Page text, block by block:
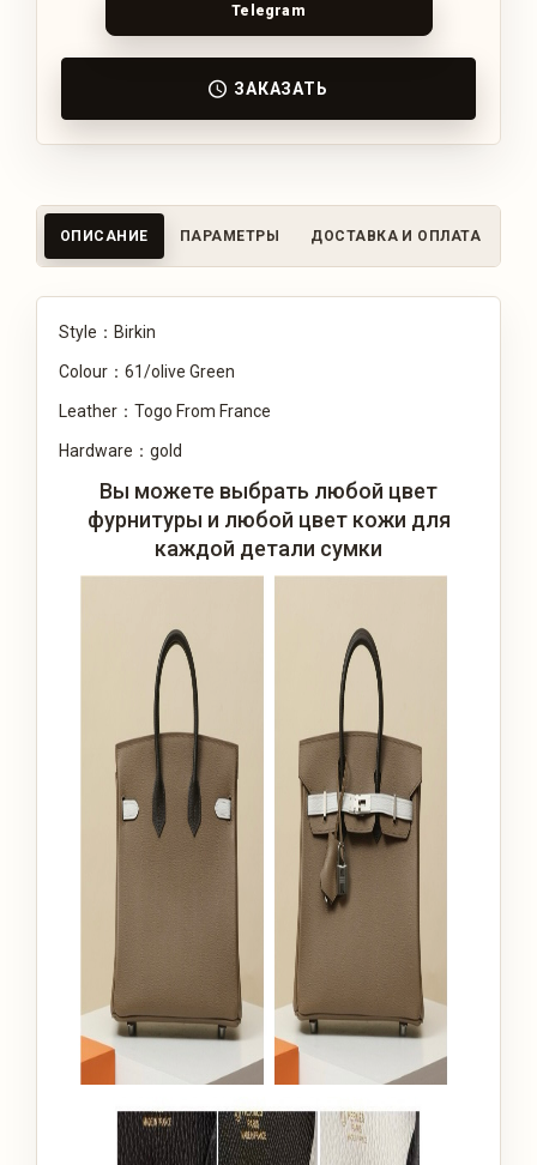
Telegram
ЗАКАЗАТЬ
ОПИСАНИЕ ПАРАМЕТРЫ ДОСТАВКА И ОПЛАТА
Style：Birkin
Colour：61/olive Green
Leather：Togo From France
Hardware：gold
Вы можете выбрать любой цвет
фурнитуры и любой цвет кожи для
каждой детали сумки